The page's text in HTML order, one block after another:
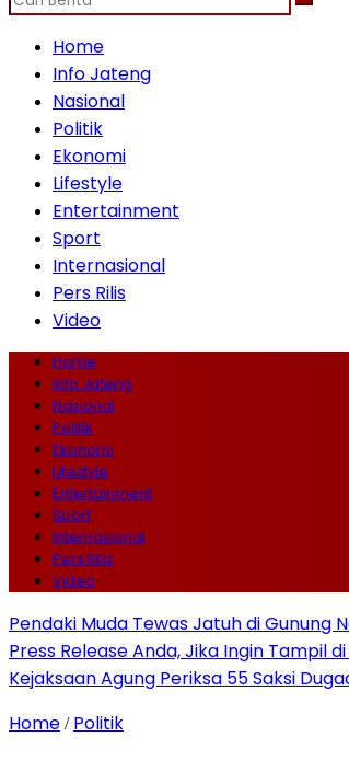
Home
Info Jateng
Nasional
Politik
Ekonomi
Lifestyle
Entertainment
Sport
Internasional
Pers Rilis
Video
Home
Info Jateng
Nasional
Politik
Ekonomi
Lifestyle
Entertainment
Sport
Internasional
Pers Rilis
Video
Pendaki Muda Tewas Jatuh di Gunung
Press Release Anda, Jika Ingin Tampil
Kejaksaan Agung Periksa 55 Saksi
Home / Politik